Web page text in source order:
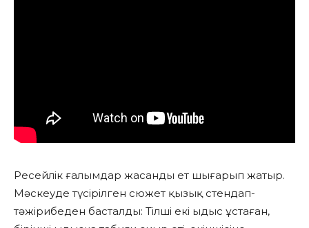
Ресейлік ғалымдар жасанды ет шығарып жатыр.
Мәскеуде түсірілген сюжет қызық стендап-
тәжірибеден басталды: Тілші екі ыдыс ұстаған,